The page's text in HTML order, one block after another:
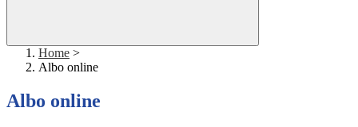
Home >
Albo online
Albo online